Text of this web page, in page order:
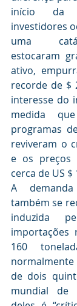
início da
investidores
uma
estocaram
ativo,
recorde de $
interesse do
medida
programas
reviveram o
e os preços
cerca de US $
A
também se
induzida
importações
160
de dois
mundial de